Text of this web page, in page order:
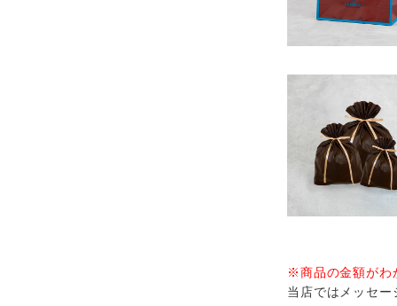
※商品の金額がわ
当店ではメッセ